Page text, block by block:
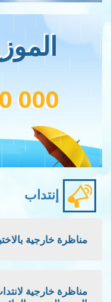
000
إنتداب
مناظرة خارجية